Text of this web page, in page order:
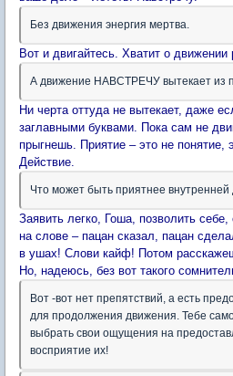
Без движения энергия мертва.
Вот и двигайтесь. Хватит о движении
А движение НАВСТРЕЧУ вытекает из
Ни черта оттуда не вытекает, даже
заглавными буквами. Пока сам не
прыгнешь. Приятие – это не понятие,
Действие.
Что может быть приятнее внутренней
Заявить легко, Гоша, позволить
на слове – пацан сказал, пацан
в ушах! Слови кайф! Потом
Но, надеюсь, без вот такого
Вот -вот нет препятствий, а есть
для продолжения движения. Тебе
выбрать свои ощущения на
восприятие их!